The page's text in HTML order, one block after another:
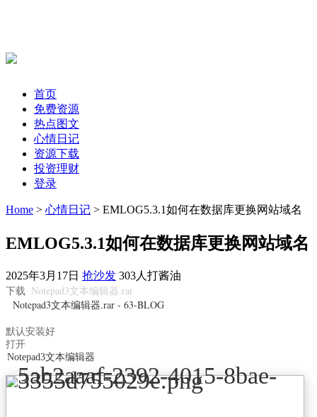
首页
免费资源
热点图文
心情日记
资源下载
投资理财
登录
Home > 心情日记 > EMLOG5.3.1如何在数据库更换网站域名
EMLOG5.3.1如何在数据库更换网站域名
2025年3月17日 抢沙发 303人打酱油
下载 Notepad3文本编辑器.rar
Notepad3文本编辑器.rar - 63-BLOG
默认安装好
打开
Notepad3文本编辑器